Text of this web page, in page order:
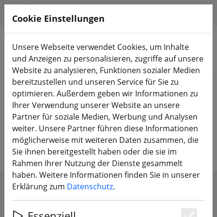
Produkte suchen
Start FPV Drohnen RTF, BNF & PNP
RTF, BNF & PNP – Die richtige FPV
Drohne für deinen Einstieg
FILTER ANZEIGEN
Cookie Einstellungen
Unsere Webseite verwendet Cookies, um Inhalte
und Anzeigen zu personalisieren, zugriffe auf unsere
Website zu analysieren, Funktionen sozialer Medien
bereitzustellen und unseren Service für Sie zu
optimieren. Außerdem geben wir Informationen zu
Ihrer Verwendung unserer Website an unsere
Partner für soziale Medien, Werbung und Analysen
weiter. Unsere Partner führen diese Informationen
möglicherweise mit weiteren Daten zusammen, die
Sie ihnen bereitgestellt haben oder die sie im
Rahmen Ihrer Nutzung der Dienste gesammelt
haben. Weitere Informationen finden Sie in unserer
Erklärung zum Datenschutz.